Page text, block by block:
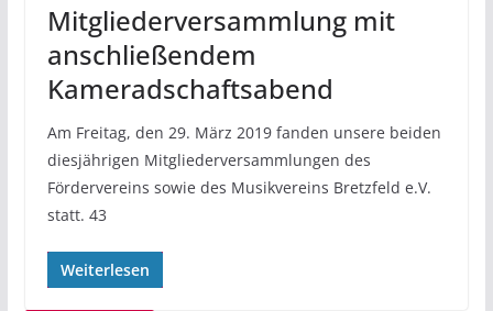
Mitgliederversammlung mit
anschließendem
Kameradschaftsabend
Am Freitag, den 29. März 2019 fanden unsere beiden
diesjährigen Mitgliederversammlungen des
Fördervereins sowie des Musikvereins Bretzfeld e.V.
statt. 43
Weiterlesen